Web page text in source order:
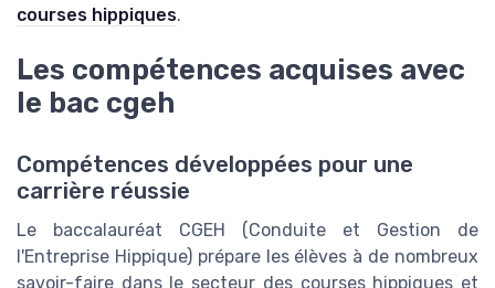
courses hippiques.
Les compétences acquises avec
le bac cgeh
Compétences développées pour une
carrière réussie
Le baccalauréat CGEH (Conduite et Gestion de
l'Entreprise Hippique) prépare les élèves à de nombreux
savoir-faire dans le secteur des courses hippiques et